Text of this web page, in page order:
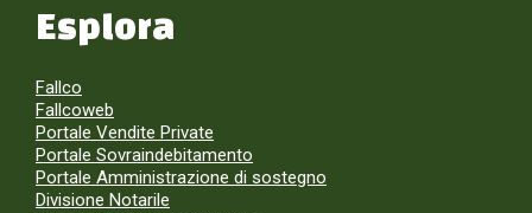
Esplora
Fallco
Fallcoweb
Portale Vendite Private
Portale Sovraindebitamento
Portale Amministrazione di sostegno
Divisione Notarile